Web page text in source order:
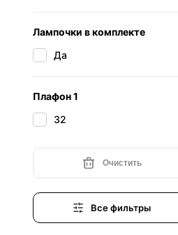
Лампочки в комплекте
Да
Плафон 1
32
Очистить
Все фильтры